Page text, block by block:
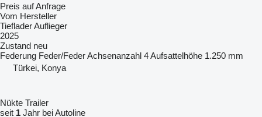
Preis auf Anfrage
Vom Hersteller
Tieflader Auflieger
2025
Zustand neu
Federung Feder/FederAchsenanzahl 4Aufsattelhöhe 1.250 mm
Türkei, Konya
Nükte Trailer
seit 1 Jahr bei Autoline